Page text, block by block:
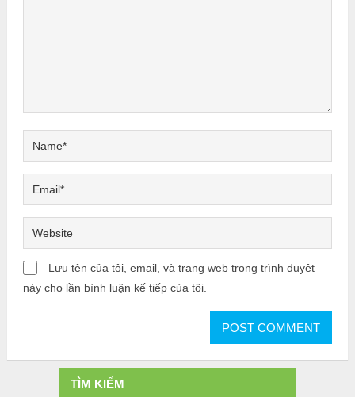
Lưu tên của tôi, email, và trang web trong trình duyệt
này cho lần bình luận kế tiếp của tôi.
TÌM KIẾM